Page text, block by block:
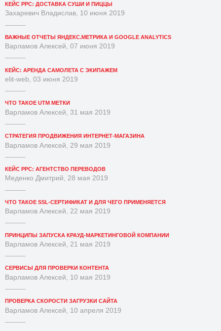
КЕЙС PPC: ДОСТАВКА СУШИ И ПИЦЦЫ
Захаревич Владислав, 10 июня 2019
ВАЖНЫЕ ОТЧЕТЫ ЯНДЕКС.МЕТРИКА И GOOGLE ANALYTICS
Варламов Алексей, 07 июня 2019
КЕЙС: АРЕНДА САМОЛЕТА С ЭКИПАЖЕМ
elit-web, 03 июня 2019
ЧТО ТАКОЕ UTM МЕТКИ
Варламов Алексей, 31 мая 2019
СТРАТЕГИЯ ПРОДВИЖЕНИЯ ИНТЕРНЕТ-МАГАЗИНА
Варламов Алексей, 29 мая 2019
КЕЙС PPC: АГЕНТСТВО ПЕРЕВОДОВ
Меденко Дмитрий, 28 мая 2019
ЧТО ТАКОЕ SSL-СЕРТИФИКАТ И ДЛЯ ЧЕГО ПРИМЕНЯЕТСЯ
Варламов Алексей, 22 мая 2019
ПРИНЦИПЫ ЗАПУСКА КРАУД-МАРКЕТИНГОВОЙ КОМПАНИИ
Варламов Алексей, 21 мая 2019
СЕРВИСЫ ДЛЯ ПРОВЕРКИ КОНТЕНТА
Варламов Алексей, 10 мая 2019
ПРОВЕРКА СКОРОСТИ ЗАГРУЗКИ САЙТА
Варламов Алексей, 10 апреля 2019